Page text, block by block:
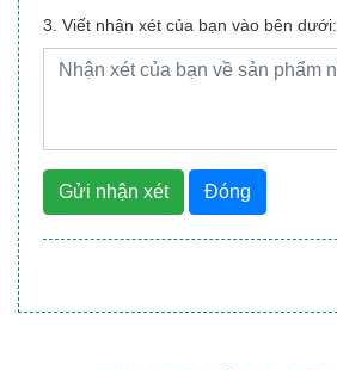
3. Viết nhận xét của bạn vào bên dưới:
Gửi nhận xét Đóng